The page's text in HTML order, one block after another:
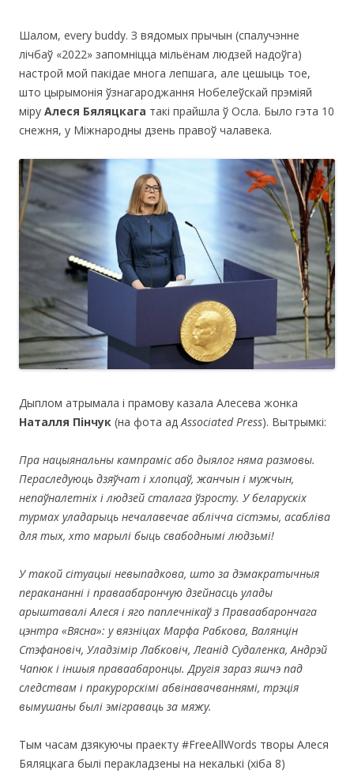
Шалом, every buddy. З вядомых прычын (спалучэнне
лічбаў «2022» запомніцца мільёнам людзей надоўга)
настрой мой пакідае многа лепшага, але цешыць тое,
што цырымонія ўзнагароджання Нобелеўскай прэміяй
міру Алеся Бяляцкага такі прайшла ў Осла. Было гэта 10
снежня, у Міжнародны дзень правоў чалавека.
Дыплом атрымала і прамову казала Алесева жонка
Наталля Пінчук (на фота адAssociated Press). Вытрымкі:
Пра нацыянальны кампраміс або дыялог няма размовы.
Пераследуюць дзяўчат і хлопцаў, жанчын і мужчын,
непаўналетніх і людзей сталага ўзросту. У беларускіх
турмах уладарыць нечалавечае аблічча сістэмы, асабліва
для тых, хто марылі быць свабоднымі людзьмі!
У такой сітуацыі невыпадкова, што за дэмакратычныя
перакананні і праваабарончую дзейнасць улады
арыштавалі Алеся і яго паплечнікаў з Праваабарончага
цэнтра «Вясна»: у вязніцах Марфа Рабкова, Валянцін
Стэфановіч, Уладзімір Лабковіч, Леанід Судаленка, Андрэй
Чапюк і іншыя праваабаронцы. Другія зараз яшчэ пад
следствам і пракурорскімі абвінавачваннямі, трэція
вымушаны былі эміграваць за мяжу.
Тым часам дзякуючы праекту #FreeAllWords творы Алеся
Бяляцкага былі перакладзены на некалькі (хіба 8)